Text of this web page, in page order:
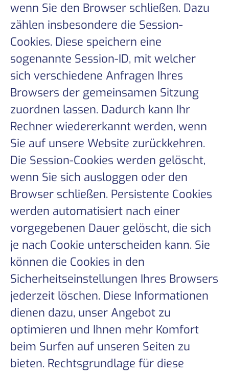
wenn Sie den Browser schließen. Dazu
zählen insbesondere die Session-
Cookies. Diese speichern eine
sogenannte Session-ID, mit welcher
sich verschiedene Anfragen Ihres
Browsers der gemeinsamen Sitzung
zuordnen lassen. Dadurch kann Ihr
Rechner wiedererkannt werden, wenn
Sie auf unsere Website zurückkehren.
Die Session-Cookies werden gelöscht,
wenn Sie sich ausloggen oder den
Browser schließen. Persistente Cookies
werden automatisiert nach einer
vorgegebenen Dauer gelöscht, die sich
je nach Cookie unterscheiden kann. Sie
können die Cookies in den
Sicherheitseinstellungen Ihres Browsers
jederzeit löschen. Diese Informationen
dienen dazu, unser Angebot zu
optimieren und Ihnen mehr Komfort
beim Surfen auf unseren Seiten zu
bieten. Rechtsgrundlage für diese